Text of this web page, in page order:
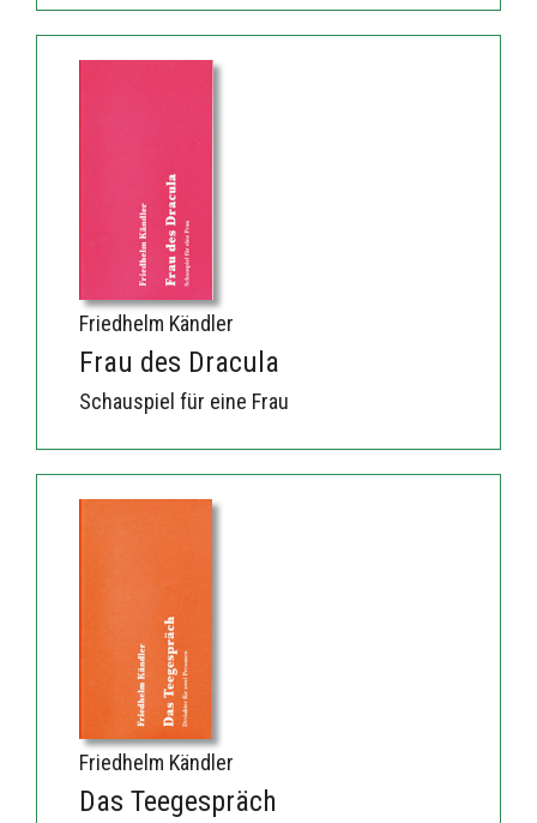
Friedhelm Kändler
Frau des Dracula
Schauspiel für eine Frau
Friedhelm Kändler
Das Teegespräch